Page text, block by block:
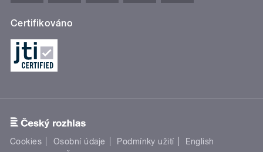
Certifikováno
Cookies Osobní údaje Podmínky užití
English